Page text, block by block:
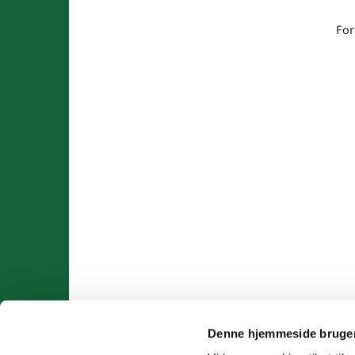
Denne hjemmeside